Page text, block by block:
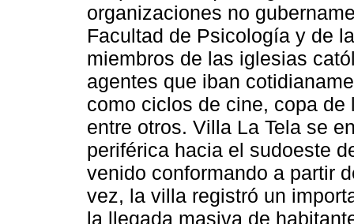
organizaciones no
Facultad de Psicología y de
miembros de las iglesias
agentes que iban
como ciclos de cine, copa
entre otros. Villa La Tela se
periférica hacia el sudoeste
venido conformando a partir
vez, la villa registró un
la llegada masiva de